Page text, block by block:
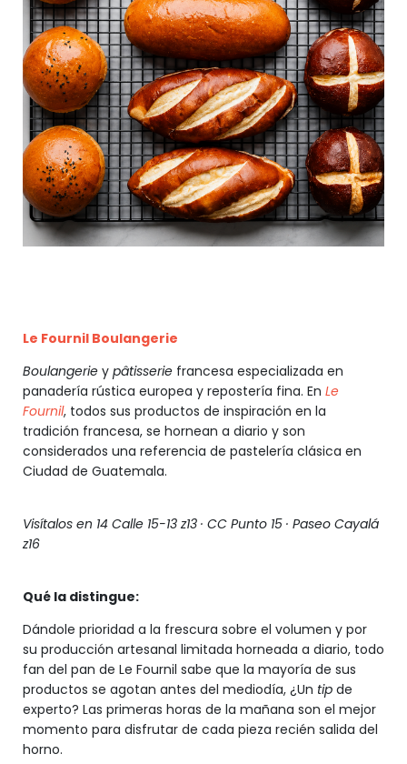
Le Fournil Boulangerie
Boulangerie y pâtisserie francesa especializada en
panadería rústica europea y repostería fina. En Le
Fournil, todos sus productos de inspiración en la
tradición francesa, se hornean a diario y son
considerados una referencia de pastelería clásica en
Ciudad de Guatemala.
Visítalos en 14 Calle 15-13 z13 · CC Punto 15 · Paseo Cayalá
z16
Qué la distingue:
Dándole prioridad a la frescura sobre el volumen y por
su producción artesanal limitada horneada a diario, todo
fan del pan de Le Fournil sabe que la mayoría de sus
productos se agotan antes del mediodía, ¿Un tip de
experto? Las primeras horas de la mañana son el mejor
momento para disfrutar de cada pieza recién salida del
horno.